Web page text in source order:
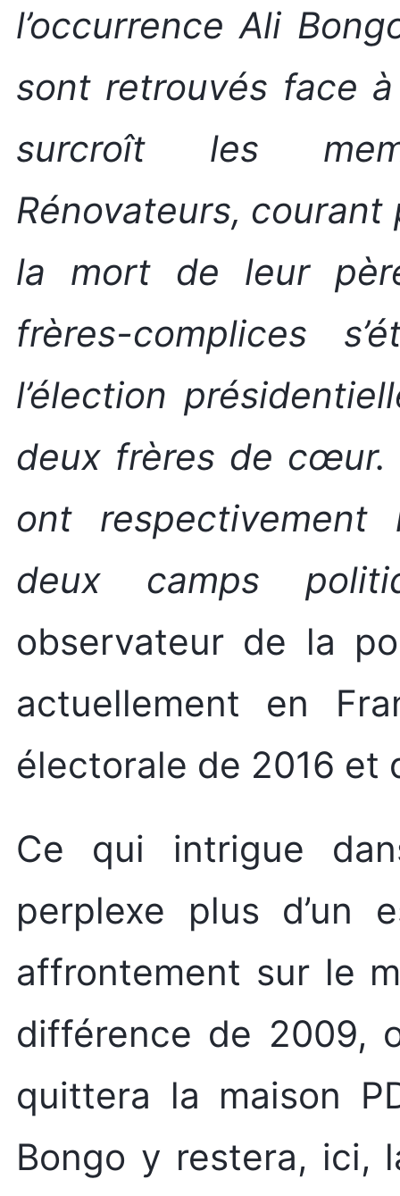
l’occurrence Ali
sont retrouvés face
surcroît les
Rénovateurs, courant
la mort de leur
frères-complices
l’élection
deux frères de cœur.
ont
deux camps
observateur de la
actuellement en
électorale de 2016 et
Ce qui intrigue
perplexe plus
affrontement sur le
différence de 2009,
quittera la maison
Bongo y restera, ici,